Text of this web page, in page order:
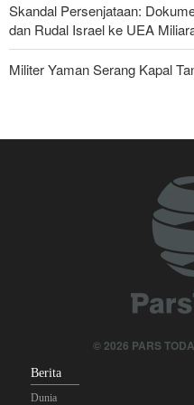
Skandal Persenjataan:
dan Rudal Israel ke UEA
Militer Yaman Serang Kapal
Legislator Iran: AS Akan
Impor Mana Pun di Kawasan
Ledakan yang Mengguncang
© 2026 PARS
Berita
Dunia